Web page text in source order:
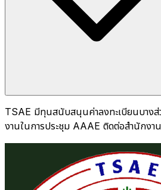
TSAE มีทุนสนับสนุนค่าลงทะเบียนบางส่
งานในการประชุม AAAE ติดต่อสำนักงา